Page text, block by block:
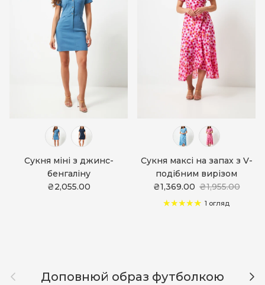
Сукня міні з джинс-
бенгаліну
₴2,055.00
Сукня максі на запах з V-
подібним вирізом
₴1,369.00 ₴1,955.00
1 огляд
Назад Доповнюй образ футболкою